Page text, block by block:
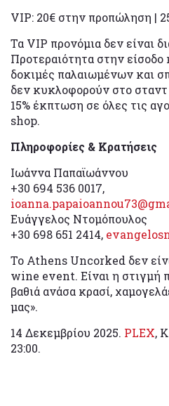
VIP: 20€ στην προπώληση |
Τα VIP προνόμια δεν είναι
Προτεραιότητα στην είσοδο
δοκιμές παλαιωμένων και
δεν κυκλοφορούν στο σταντ
15% έκπτωση σε όλες τις
shop.
Πληροφορίες & Κρατήσεις
Ιωάννα Παπαϊωάννου
+30 694 536 0017,
Ευάγγελος Ντομόπουλος
+30 698 651 2414,
Το Athens Uncorked δεν
wine event. Είναι η στιγμή
βαθιά ανάσα κρασί,
μας».
14 Δεκεμβρίου 2025. PLEX,
23:00.